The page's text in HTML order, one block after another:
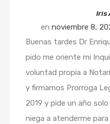
Iris
en noviembre 8,
Buenas tardes Dr
pido me oriente mi
voluntad propia a
y firmamos Prorroga
2019 y pide un año
niega a atenderme